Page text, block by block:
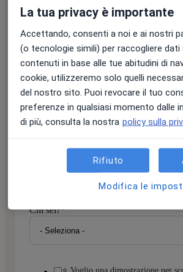
E-mail
*
Chi sei?*
La tua privacy è importante
Accettando, consenti a noi e ai nostri
(o tecnologie simili) per raccogliere
contenuti in base alle tue abitudini di
cookie, utilizzeremo solo quelli
del nostro sito. Puoi revocare il tuo
preferenze in qualsiasi momento dalle
di più, consulta la nostra policy sulla
Rifiuto
Modifica le